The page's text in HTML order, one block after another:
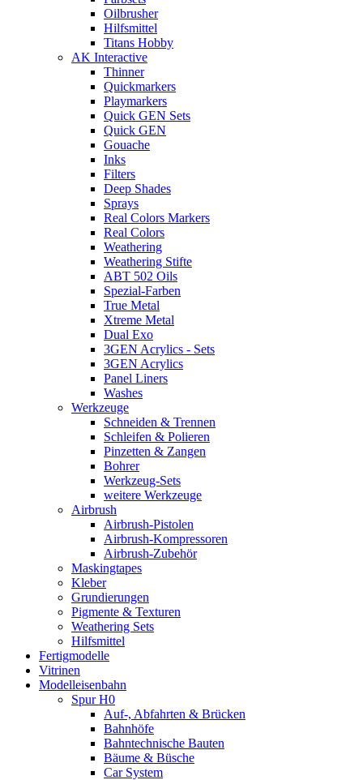
Oilbrusher
Hilfsmittel
Titans Hobby
AK Interactive
Thinner
Quickmarkers
Playmarkers
Quick GEN Sets
Quick GEN
Gouache
Inks
Filters
Deep Shades
Sprays
Real Colors Markers
Real Colors
Weathering
Weathering Stifte
ABT 502 Oils
Spezial-Farben
True Metal
Xtreme Metal
Dual Exo
3GEN Acrylics - Sets
3GEN Acrylics
Panel Liners
Washes
Werkzeuge
Schneiden & Trennen
Schleifen & Polieren
Pinzetten & Zangen
Bohrer
Werkzeug-Sets
weitere Werkzeuge
Airbrush
Airbrush-Pistolen
Airbrush-Kompressoren
Airbrush-Zubehör
Maskingtapes
Kleber
Grundierungen
Pigmente & Texturen
Weathering Sets
Hilfsmittel
Fertigmodelle
Vitrinen
Modelleisenbahn
Spur H0
Auf-, Abfahrten & Brücken
Bahnhöfe
Bahntechnische Bauten
Bäume & Büsche
Car System